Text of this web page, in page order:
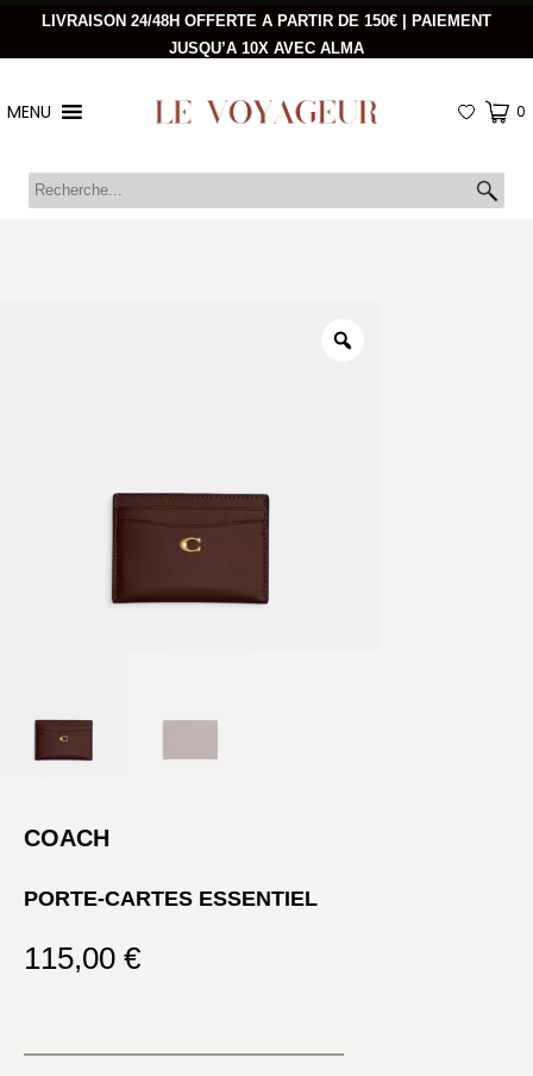
LIVRAISON 24/48H OFFERTE A PARTIR DE 150€ | PAIEMENT
JUSQU’A 10X AVEC ALMA
MENU 0
COACH
PORTE-CARTES ESSENTIEL
115,00 €